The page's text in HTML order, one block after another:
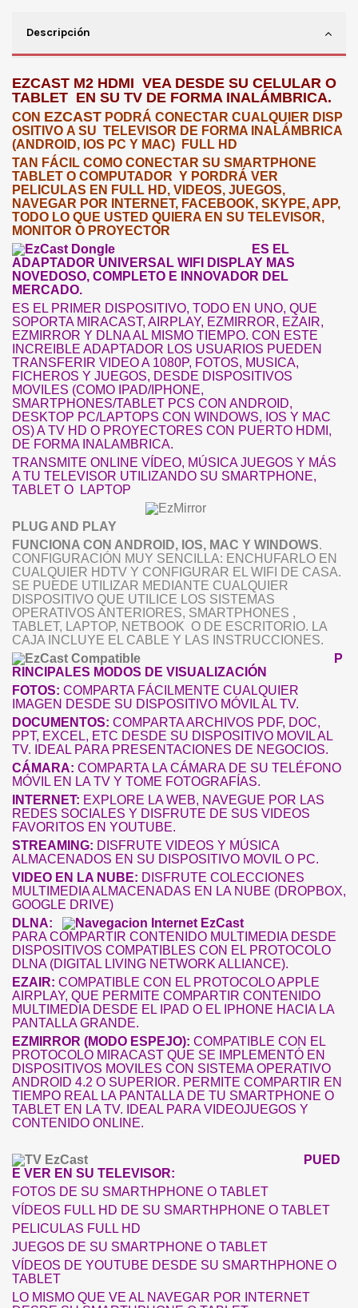
Descripción
EZCAST M2 HDMI VEA DESDE SU CELULAR O
TABLET EN SU TV DE FORMA INALÁMBRICA.
CON EZCAST PODRÁ CONECTAR CUALQUIER DISP
OSITIVO A SU TELEVISOR DE FORMA INALÁMBRICA
(ANDROID, IOS PC Y MAC) FULL HD
TAN FÁCIL COMO CONECTAR SU SMARTPHONE
TABLET O COMPUTADOR Y PORDRÁ VER
PELICULAS EN FULL HD, VIDEOS, JUEGOS,
NAVEGAR POR INTERNET, FACEBOOK, SKYPE, APP,
TODO LO QUE USTED QUIERA EN SU TELEVISOR,
MONITOR O PROYECTOR
ES EL
ADAPTADOR UNIVERSAL WIFI DISPLAY MAS
NOVEDOSO, COMPLETO E INNOVADOR DEL
MERCADO.
ES EL PRIMER DISPOSITIVO, TODO EN UNO, QUE
SOPORTA MIRACAST, AIRPLAY, EZMIRROR, EZAIR,
EZMIRROR Y DLNA AL MISMO TIEMPO. CON ESTE
INCREIBLE ADAPTADOR LOS USUARIOS PUEDEN
TRANSFERIR VIDEO A 1080P, FOTOS, MUSICA,
FICHEROS Y JUEGOS, DESDE DISPOSITIVOS
MOVILES (COMO IPAD/IPHONE,
SMARTPHONES/TABLET PCS CON ANDROID,
DESKTOP PC/LAPTOPS CON WINDOWS, IOS Y MAC
OS) A TV HD O PROYECTORES CON PUERTO HDMI,
DE FORMA INALAMBRICA.
TRANSMITE ONLINE VÍDEO, MÚSICA JUEGOS Y MÁS
A TU TELEVISOR UTILIZANDO SU SMARTPHONE,
TABLET O LAPTOP
PLUG AND PLAY
FUNCIONA CON ANDROID, IOS, MAC Y WINDOWS.
CONFIGURACIÓN MUY SENCILLA: ENCHUFARLO EN
CUALQUIER HDTV Y CONFIGURAR EL WIFI DE CASA.
SE PUEDE UTILIZAR MEDIANTE CUALQUIER
DISPOSITIVO QUE UTILICE LOS SISTEMAS
OPERATIVOS ANTERIORES, SMARTPHONES ,
TABLET, LAPTOP, NETBOOK O DE ESCRITORIO. LA
CAJA INCLUYE EL CABLE Y LAS INSTRUCCIONES.
P
RINCIPALES MODOS DE VISUALIZACIÓN
FOTOS: COMPARTA FÁCILMENTE CUALQUIER
IMAGEN DESDE SU DISPOSITIVO MÓVIL AL TV.
DOCUMENTOS: COMPARTA ARCHIVOS PDF, DOC,
PPT, EXCEL, ETC DESDE SU DISPOSITIVO MOVIL AL
TV. IDEAL PARA PRESENTACIONES DE NEGOCIOS.
CÁMARA: COMPARTA LA CÁMARA DE SU TELÉFONO
MÓVIL EN LA TV Y TOME FOTOGRAFÍAS.
INTERNET: EXPLORE LA WEB, NAVEGUE POR LAS
REDES SOCIALES Y DISFRUTE DE SUS VIDEOS
FAVORITOS EN YOUTUBE.
STREAMING: DISFRUTE VIDEOS Y MÚSICA
ALMACENADOS EN SU DISPOSITIVO MOVIL O PC.
VIDEO EN LA NUBE: DISFRUTE COLECCIONES
MULTIMEDIA ALMACENADAS EN LA NUBE (DROPBOX,
GOOGLE DRIVE)
DLNA:
PARA COMPARTIR CONTENIDO MULTIMEDIA DESDE
DISPOSITIVOS COMPATIBLES CON EL PROTOCOLO
DLNA (DIGITAL LIVING NETWORK ALLIANCE).
EZAIR: COMPATIBLE CON EL PROTOCOLO APPLE
AIRPLAY, QUE PERMITE COMPARTIR CONTENIDO
MULTIMEDIA DESDE EL IPAD O EL IPHONE HACIA LA
PANTALLA GRANDE.
EZMIRROR (MODO ESPEJO): COMPATIBLE CON EL
PROTOCOLO MIRACAST QUE SE IMPLEMENTÓ EN
DISPOSITIVOS MOVILES CON SISTEMA OPERATIVO
ANDROID 4.2 O SUPERIOR. PERMITE COMPARTIR EN
TIEMPO REAL LA PANTALLA DE TU SMARTPHONE O
TABLET EN LA TV. IDEAL PARA VIDEOJUEGOS Y
CONTENIDO ONLINE.
PUED
E VER EN SU TELEVISOR:
FOTOS DE SU SMARTHPHONE O TABLET
VÍDEOS FULL HD DE SU SMARTHPHONE O TABLET
PELICULAS FULL HD
JUEGOS DE SU SMARTPHONE O TABLET
VÍDEOS DE YOUTUBE DESDE SU SMARTHPHONE O
TABLET
LO MISMO QUE VE AL NAVEGAR POR INTERNET